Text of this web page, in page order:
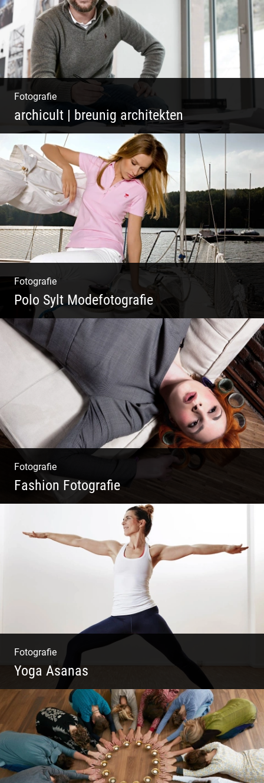
Fotografie
archicult | breunig architekten
Architekten & Bürokatzen | Bauzeichner &
Bauleiter | Mitarbeiter Shooting | Kreative
Köpfe
Fotografie
Polo Sylt Modefotografie
Polo Sylt Modefotografie
Fotografie
Fashion Fotografie
Mode|Menschen|Magazin
Fotografie
Yoga Asanas
Virabhadrasana II oder Krieger II – Anleitung
für den Blog